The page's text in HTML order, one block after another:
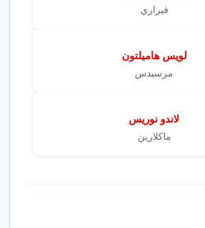
فيراري
لويس هاميلتون
مرسيدس
لاندو نوريس
ماكلارين